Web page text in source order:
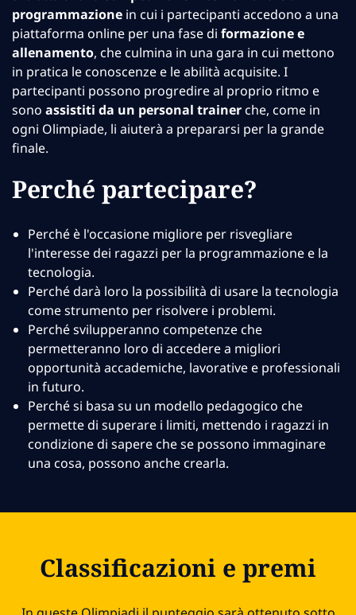
programmazione in cui i partecipanti accedono a una
piattaforma online per una fase di formazione e
allenamento, che culmina in una gara in cui mettono
in pratica le conoscenze e le abilità acquisite. I
partecipanti possono progredire al proprio ritmo e
sono assistiti da un personal trainer che, come in
ogni Olimpiade, li aiuterà a prepararsi per la grande
finale.
Perché partecipare?
Perché è l'occasione migliore per risvegliare
l'interesse dei ragazzi per la programmazione e la
tecnologia.
Perché darà loro la possibilità di usare la tecnologia
come strumento per risolvere i problemi.
Perché svilupperanno competenze che
permetteranno loro di accedere a migliori
opportunità accademiche, lavorative e professionali
in futuro.
Perché si basa su un modello pedagogico che
permette di superare i limiti, mettendo i ragazzi in
condizione di sapere che se possono immaginare
una cosa, possono anche crearla.
Classificazioni e premi